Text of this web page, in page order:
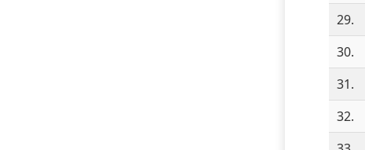
29.
30.
31.
32.